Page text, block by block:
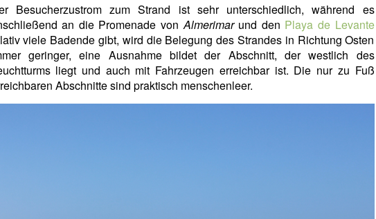
Besucherzustrom zum Strand ist sehr unterschiedlich, während es
an die Promenade vonAlmerimarund den Playa de Levante
viele Badende gibt, wird die Belegung des Strandes in Richtung Osten
geringer, eine Ausnahme bildet der Abschnitt, der westlich des
liegt und auch mit Fahrzeugen erreichbar ist. Die nur zu Fuß
Abschnitte sind praktisch menschenleer.